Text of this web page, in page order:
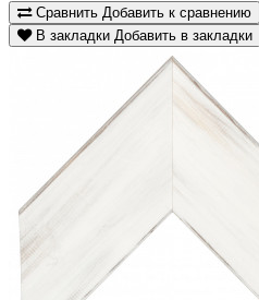
Сравнить Добавить к сравнению
В закладки Добавить в закладки